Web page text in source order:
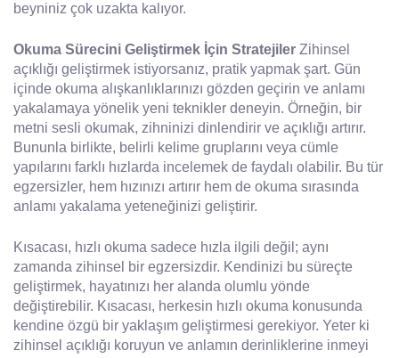
beyniniz çok uzakta kalıyor.
Okuma Sürecini Geliştirmek İçin Stratejiler Zihinsel
açıklığı geliştirmek istiyorsanız, pratik yapmak şart. Gün
içinde okuma alışkanlıklarınızı gözden geçirin ve anlamı
yakalamaya yönelik yeni teknikler deneyin. Örneğin, bir
metni sesli okumak, zihninizi dinlendirir ve açıklığı artırır.
Bununla birlikte, belirli kelime gruplarını veya cümle
yapılarını farklı hızlarda incelemek de faydalı olabilir. Bu tür
egzersizler, hem hızınızı artırır hem de okuma sırasında
anlamı yakalama yeteneğinizi geliştirir.
Kısacası, hızlı okuma sadece hızla ilgili değil; aynı
zamanda zihinsel bir egzersizdir. Kendinizi bu süreçte
geliştirmek, hayatınızı her alanda olumlu yönde
değiştirebilir. Kısacası, herkesin hızlı okuma konusunda
kendine özgü bir yaklaşım geliştirmesi gerekiyor. Yeter ki
zihinsel açıklığı koruyun ve anlamın derinliklerine inmeyi